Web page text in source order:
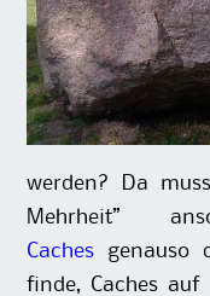
werden? Da
Mehrheit”
Caches genauso
finde, Caches auf